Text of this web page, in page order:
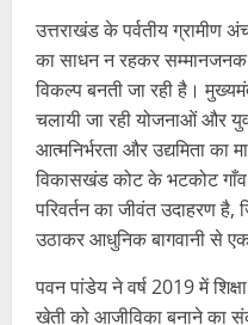
उत्तराखंड के पर्वतीय ग्रामीण
का साधन न रहकर सम्मानजनक
विकल्प बनती जा रही है।
चलायी जा रही योजनाओं और
आत्मनिर्भरता और उद्यमिता का
विकासखंड कोट के भटकोट
परिवर्तन का जीवंत उदाहरण है,
उठाकर आधुनिक बागवानी से एक
पवन पांडेय ने वर्ष 2019 में
खेती को आजीविका बनाने का